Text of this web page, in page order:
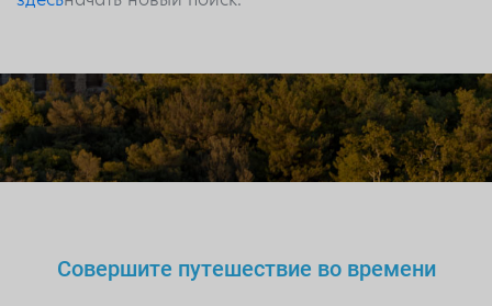
Совершите путешествие во времени